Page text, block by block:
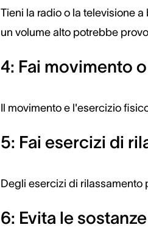
Tieni la radio o la televisione
un volume alto potrebbe
4: Fai movimento
Il movimento e l'esercizio
5: Fai esercizi di
Degli esercizi di rilassamento
6: Evita le